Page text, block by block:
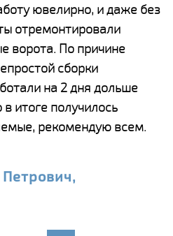
ювелирно, и даже без
отремонтировали
ворота. По причине
сборки
на 2 дня дольше
итоге получилось
рекомендую всем.